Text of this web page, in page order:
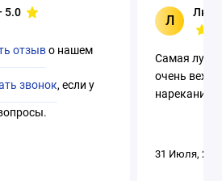
5.0
отзыво нашем
звонок, если у
Л
Самая
очень
нареканий.
31 Июля,